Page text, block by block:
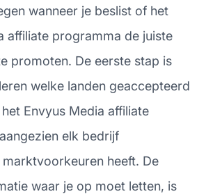
wanneer je beslist of het
affiliate programma de juiste
promoten. De eerste stap is
welke landen geaccepteerd
Envyus Media affiliate
elk bedrijf
heeft. De
waar je op moet letten, is